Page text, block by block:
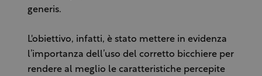
generis.
L'obiettivo, infatti, è stato mettere in evidenza
l’importanza dell’uso del corretto bicchiere per
rendere al meglio le caratteristiche percepite